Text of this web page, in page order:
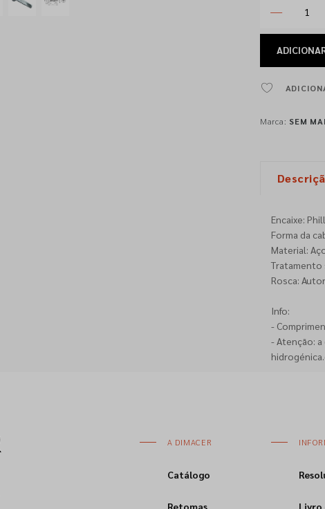
Marca: SEM
Encaixe:
Forma da
Material:
Tratamento
Rosca:
Info:
-
- Atenção:
A DIMACER
Catálogo
Retomas Livro